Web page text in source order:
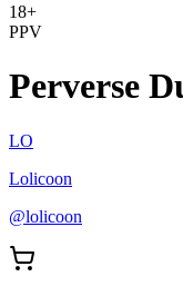
18+
PPV
Perverse
LO
Lolicoon
@lolicoon